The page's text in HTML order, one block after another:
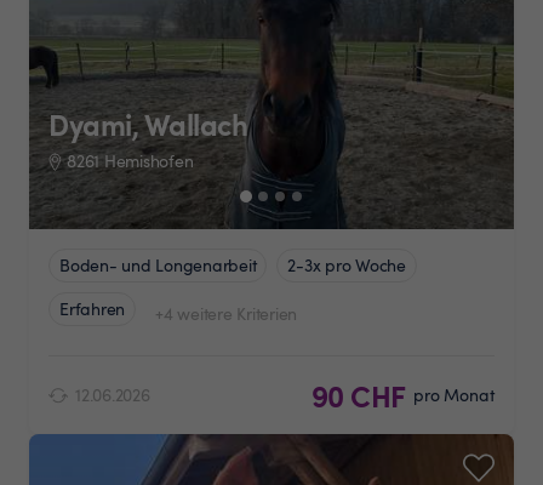
Dyami, Wallach
8261 Hemishofen
Boden- und Longenarbeit
2-3x pro Woche
Erfahren
+4 weitere Kriterien
12.06.2026 90 CHF pro Monat